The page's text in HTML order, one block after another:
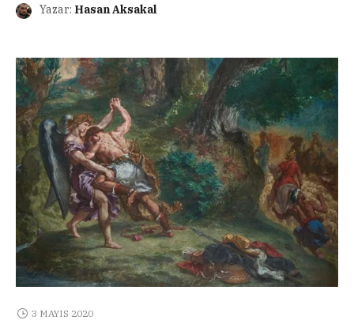
Yazar: Hasan Aksakal
3 MAYIS 2020